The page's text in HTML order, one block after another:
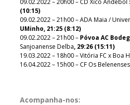
09.02.2022 – 20h00 – CD Xico Andebol
(10:15)
09.02.2022 – 21h00 – ADA Maia /
UMinho, 21:25 (8:12)
09.02.2022 – 21h00 – Póvoa AC
Sanjoanense Delba, 29:26 (15:11)
19.03.2022 – 18h00 – Vitória FC x Boa
16.04.2022 – 15h00 – CF Os
Acompanha-nos: